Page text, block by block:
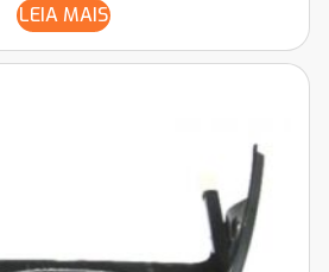
LEIA MAIS